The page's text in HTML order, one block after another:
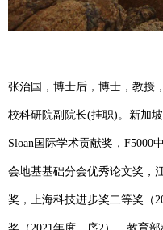
张治国，博士后，博士，教授
校科研院副院长(挂职)。新加
Sloan国际学术贡献奖， F5000
会地基基础分会优秀论文奖，
奖，上海科技进步奖二等奖（